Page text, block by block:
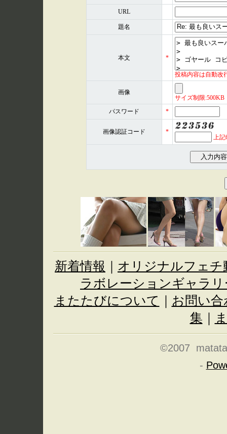
URL
題名
本文 *
投稿内容は自動改
画像
サイズ制限
パスワード *
画像認証コード
*
上
新着情報
オリジナルフェチ
ラボレーションギャラリ
またたびについて
お問い合
集
©2007
-